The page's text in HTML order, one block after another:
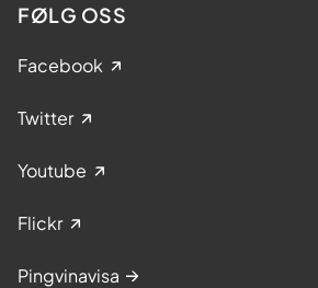
FØLG OSS
Facebook
Twitter
Youtube
Flickr
Pingvinavisa